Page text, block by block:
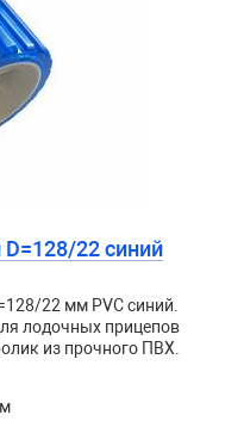
22 синий
22 мм PVC синий.
лодочных прицепов
из прочного ПВХ.